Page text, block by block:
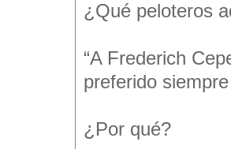
¿Qué peloteros
“A Frederich
preferido
¿Por qué?